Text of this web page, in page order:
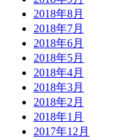
2018年8月
2018年7月
2018年6月
2018年5月
2018年4月
2018年3月
2018年2月
2018年1月
2017年12月